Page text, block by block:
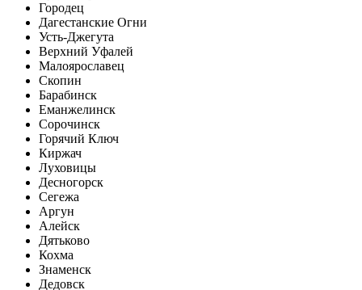
Городец
Дагестанские Огни
Усть-Джегута
Верхний Уфалей
Малоярославец
Скопин
Барабинск
Еманжелинск
Сорочинск
Горячий Ключ
Киржач
Луховицы
Десногорск
Сегежа
Аргун
Алейск
Дятьково
Кохма
Знаменск
Дедовск